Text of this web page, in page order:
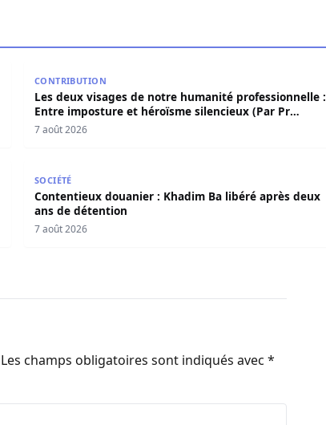
CONTRIBUTION
Les deux visages de notre humanité professionnelle :
Entre imposture et héroïsme silencieux (Par Pr
Moussa Seydi)
7 août 2026
SOCIÉTÉ
Contentieux douanier : Khadim Ba libéré après deux
ans de détention
7 août 2026
Les champs obligatoires sont indiqués avec *